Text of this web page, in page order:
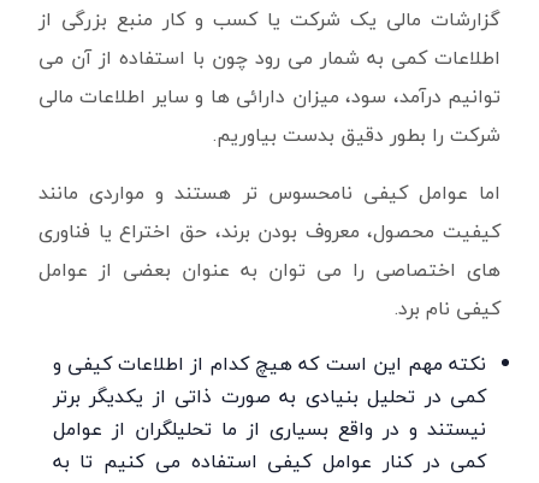
گزارشات مالی یک شرکت یا کسب و کار منبع بزرگی از
اطلاعات کمی به شمار می رود چون با استفاده از آن می
توانیم درآمد، سود، میزان دارائی ها و سایر اطلاعات مالی
شرکت را بطور دقیق بدست بیاوریم.
اما عوامل کیفی نامحسوس تر هستند و مواردی مانند
کیفیت محصول، معروف بودن برند، حق اختراع یا فناوری
های اختصاصی را می توان به عنوان بعضی از عوامل
کیفی نام برد.
نکته مهم این است که هیچ کدام از اطلاعات کیفی و
کمی در تحلیل بنیادی به صورت ذاتی از یکدیگر برتر
نیستند و در واقع بسیاری از ما تحلیلگران از عوامل
کمی در کنار عوامل کیفی استفاده می کنیم تا به